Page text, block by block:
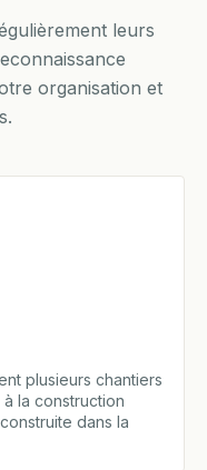
leurs
organisation et
plusieurs chantiers
la construction
dans la